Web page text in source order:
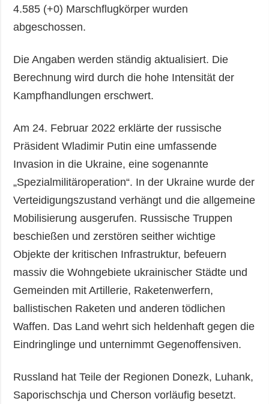
4.585 (+0) Marschflugkörper wurden
abgeschossen.
Die Angaben werden ständig aktualisiert. Die
Berechnung wird durch die hohe Intensität der
Kampfhandlungen erschwert.
Am 24. Februar 2022 erklärte der russische
Präsident Wladimir Putin eine umfassende
Invasion in die Ukraine, eine sogenannte
„Spezialmilitäroperation“. In der Ukraine wurde der
Verteidigungszustand verhängt und die allgemeine
Mobilisierung ausgerufen. Russische Truppen
beschießen und zerstören seither wichtige
Objekte der kritischen Infrastruktur, befeuern
massiv die Wohngebiete ukrainischer Städte und
Gemeinden mit Artillerie, Raketenwerfern,
ballistischen Raketen und anderen tödlichen
Waffen. Das Land wehrt sich heldenhaft gegen die
Eindringlinge und unternimmt Gegenoffensiven.
Russland hat Teile der Regionen Donezk, Luhank,
Saporischschja und Cherson vorläufig besetzt.